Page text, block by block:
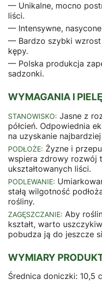
— Unikalne, mocno
liści.
— Intensywne,
— Bardzo szybki wzrost
kępy.
— Polska produkcja
sadzonki.
WYMAGANIA I
STANOWISKO: Jasne z
półcień. Odpowiednia
na uzyskanie
PODŁOŻE: Żyzne i
wspiera zdrowy rozwój
ukształtowanych liści.
PODLEWANIE:
stałą wilgotność
rośliny.
ZAGĘSZCZANIE: Aby
kształt, warto
pobudza ją do jeszcze
WYMIARY
Średnica doniczki: 10,5